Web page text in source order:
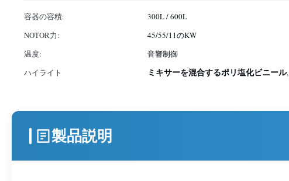
容器の容積: 300L / 600L
NOTOR力:
45/55/11のKW
温度:
音響制御
ハイライト
ミキサーを混合するポリ塩化ビニール,
製品説明